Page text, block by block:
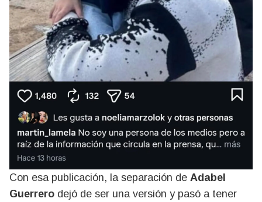
Con esa publicación, la separación de Adabel
Guerrero dejó de ser una versión y pasó a tener